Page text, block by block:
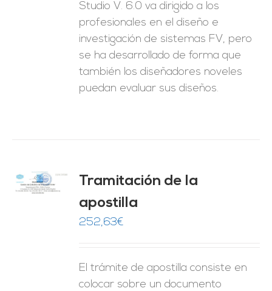
Studio V. 6.0 va dirigido a los
profesionales en el diseño e
investigación de sistemas FV, pero
se ha desarrollado de forma que
también los diseñadores noveles
puedan evaluar sus diseños.
Tramitación de la
apostilla
252,63€
El trámite de apostilla consiste en
colocar sobre un documento